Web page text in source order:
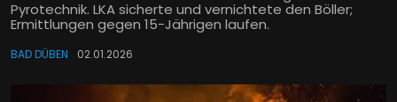
Pyrotechnik. LKA sicherte und vernichtete den Böller;
Ermittlungen gegen 15-Jährigen laufen.
BAD DÜBEN 02.01.2026